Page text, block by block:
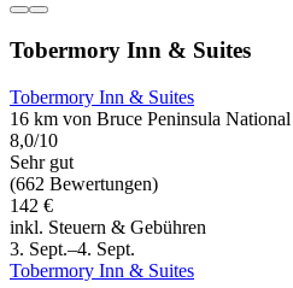
Tobermory Inn & Suites
Tobermory Inn & Suites
16 km von Bruce Peninsula
8,0/10
Sehr gut
(662 Bewertungen)
142 €
inkl. Steuern & Gebühren
3. Sept.–4. Sept.
Tobermory Inn & Suites